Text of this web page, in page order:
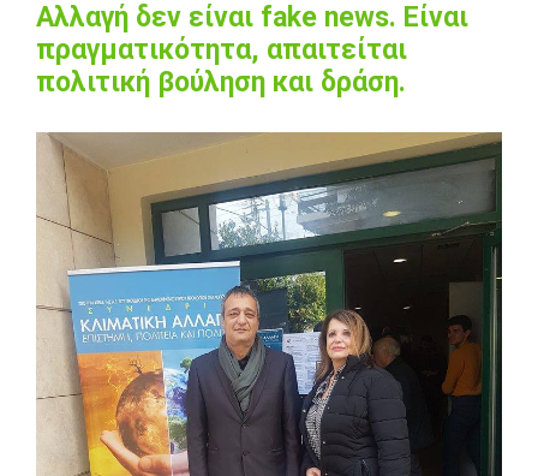
Αλλαγή δεν είναι fake news. Είναι
πραγματικότητα, απαιτείται
πολιτική βούληση και δράση.
View
Larger
Image